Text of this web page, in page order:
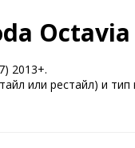
Octavia
2013+.
или рестайл) и тип